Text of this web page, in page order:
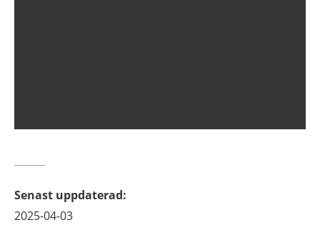
Senast uppdaterad:
2025-04-03